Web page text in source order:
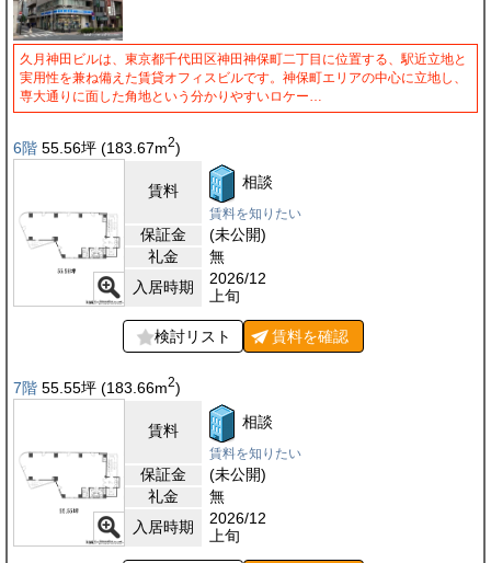
久月神田ビルは、東京都千代田区神田神保町二丁目に位置する、駅近立地と
実用性を兼ね備えた賃貸オフィスビルです。神保町エリアの中心に立地し、
専大通りに面した角地という分かりやすいロケー…
6階 55.56坪 (183.67m2)
賃料 相談
賃料を知りたい
保証金
(未公開)
礼金
無
入居時期
2026/12
上旬
検討リスト 賃料を確認
7階 55.55坪 (183.66m2)
賃料 相談
賃料を知りたい
保証金
(未公開)
礼金
無
入居時期
2026/12
上旬